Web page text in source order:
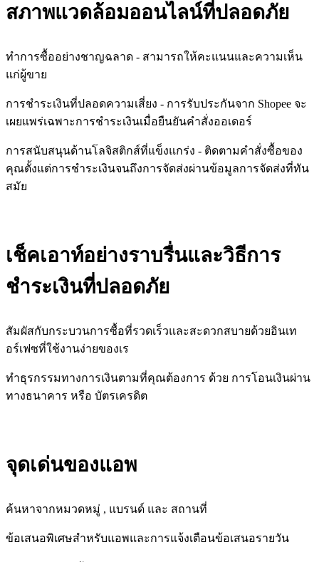
สภาพแวดล้อมออนไลน์ที่ปลอดภัย
ทำการซื้ออย่างชาญฉลาด - สามารถให้คะแนนและความเห็น
แก่ผู้ขาย
การชำระเงินที่ปลอดความเสี่ยง - การรับประกันจาก Shopee จะ
เผยแพร่เฉพาะการชำระเงินเมื่อยืนยันคำสั่งออเดอร์
การสนับสนุนด้านโลจิสติกส์ที่แข็งแกร่ง - ติดตามคำสั่งซื้อของ
คุณตั้งแต่การชำระเงินจนถึงการจัดส่งผ่านข้อมูลการจัดส่งที่ทัน
สมัย
เช็คเอาท์อย่างราบรื่นและวิธีการ
ชำระเงินที่ปลอดภัย
สัมผัสกับกระบวนการซื้อที่รวดเร็วและสะดวกสบายด้วยอินเท
อร์เฟซที่ใช้งานง่ายของเร
ทำธุรกรรมทางการเงินตามที่คุณต้องการ ด้วย การโอนเงินผ่าน
ทางธนาคาร หรือ บัตรเครดิต
จุดเด่นของแอพ
ค้นหาจากหมวดหมู่ , แบรนด์ และ สถานที่
ข้อเสนอพิเศษสำหรับแอพและการแจ้งเตือนข้อเสนอรายวัน